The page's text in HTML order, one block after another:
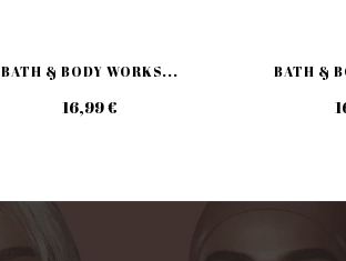
BATH & BODY WORKS...
16,99 €
BATH &